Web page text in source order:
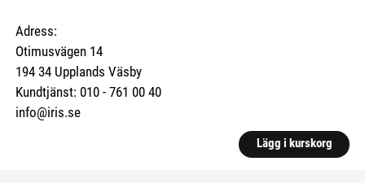
Adress:
Otimusvägen 14
194 34 Upplands Väsby
Kundtjänst: 010 - 761 00 40
info@iris.se
Lägg i kurskorg